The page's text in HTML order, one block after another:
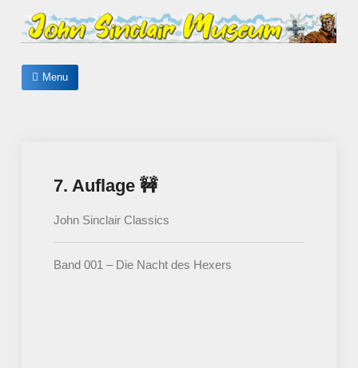
John Sinclair Museum
Menu
7. Auflage 🚧
John Sinclair Classics
Band 001 – Die Nacht des Hexers